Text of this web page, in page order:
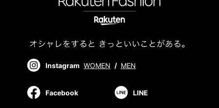
Instagram WOMEN / MEN
Facebook LINE